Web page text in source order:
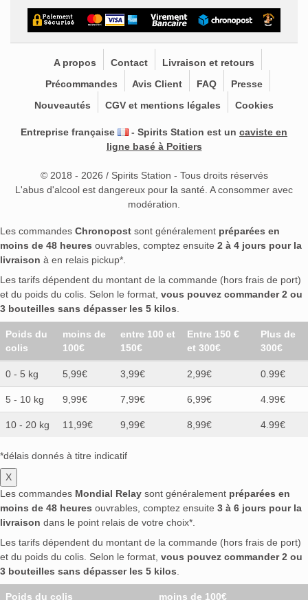
A propos Contact
Livraison et retours
Précommandes
Avis Client FAQ
Presse
Nouveautés
CGV et mentions légales Cookies
Entreprise française - Spirits Station est un caviste en
ligne basé à Poitiers
© 2018 - 2026 / Spirits Station - Tous droits réservés
L'abus d'alcool est dangereux pour la santé. A consommer avec
modération.
Les commandes Chronopost sont généralement préparées en
moins de 48 heures ouvrables, comptez ensuite 2 à 4 jours pour la
livraison à en relais pickup*.
Les tarifs dépendent du montant de la commande (hors frais de port)
et du poids du colis. Selon le format, vous pouvez commander 2 ou
3 bouteilles sans dépasser les 5 kilos
Poids du
colis
moins de
100€
entre 100 et
150€
Entre 150 €
et 300€
Plus de
300€
0 - 5 kg 5,99€ 3,99€ 2,99€ 0.99€
5 - 10 kg 9,99€ 7,99€ 6,99€ 4.99€
10 - 20 kg 11,99€ 9,99€ 8,99€ 4.99€
*délais donnés à titre indicatif
X
Les commandes Mondial Relay sont généralement préparées en
moins de 48 heures ouvrables, comptez ensuite 3 à 6 jours pour la
livraison dans le point relais de votre choix*.
Les tarifs dépendent du montant de la commande (hors frais de port)
et du poids du colis. Selon le format, vous pouvez commander 2 ou
3 bouteilles sans dépasser les 5 kilos
Poids du colis moins de 100€